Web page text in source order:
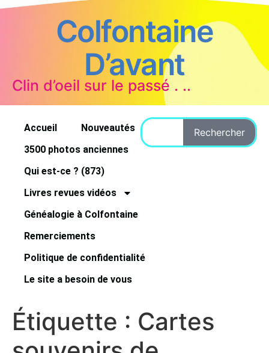
Colfontaine
D’avant
Clin d’oeil sur le passé . ..
Accueil
Nouveautés
3500 photos anciennes
Qui est-ce ? (873)
Livres revues vidéos
Généalogie à Colfontaine
Remerciements
Politique de confidentialité
Le site a besoin de vous
Rechercher
Étiquette : Cartes